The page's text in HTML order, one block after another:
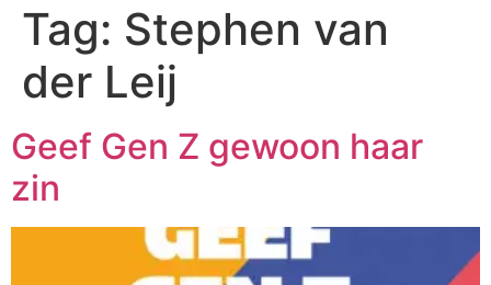
Tag: Stephen van
der Leij
Geef Gen Z gewoon haar
zin